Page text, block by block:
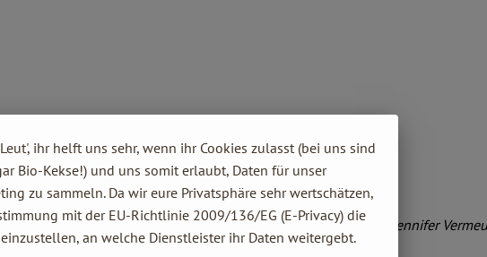
hat alles ganz klein: 1974 gründeten Joseph Wilhelm und Jennifer
Augsburg.
ihr helft uns sehr, wenn ihr Cookies zulasst (bei uns sind
Bio-Kekse!) und uns somit erlaubt, Daten für unser
zu sammeln. Da wir eure Privatsphäre sehr wertschätzen,
mit der EU-Richtlinie 2009/136/EG (E-Privacy) die
an welche Dienstleister ihr Daten weitergebt.